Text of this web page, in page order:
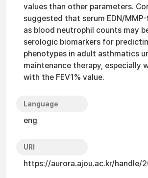
values than other parameters.
suggested that serum EDN/
as blood neutrophil counts may
serologic biomarkers for
phenotypes in adult asthmatics
maintenance therapy, especially
with the FEV1% value.
Language
eng
URI
https://aurora.ajou.ac.kr/handle/